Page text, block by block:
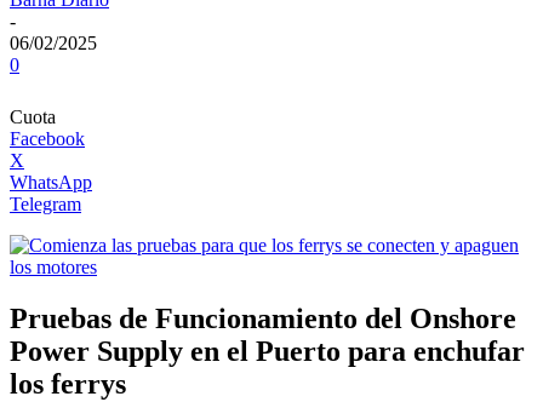
-
06/02/2025
0
Cuota
Facebook
X
WhatsApp
Telegram
Pruebas de Funcionamiento del Onshore
Power Supply en el Puerto para enchufar
los ferrys